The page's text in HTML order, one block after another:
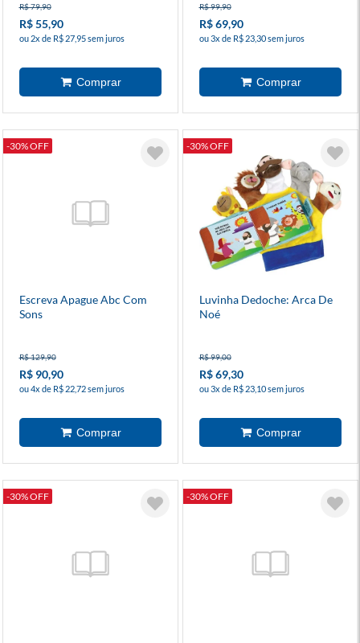
R$ 79,90
R$ 55,90
ou 2x de R$ 27,95 sem juros
R$ 99,90
R$ 69,90
ou 3x de R$ 23,30 sem juros
-30% OFF
Escreva Apague Abc Com
Sons
R$ 129,90
R$ 90,90
ou 4x de R$ 22,72 sem juros
-30% OFF
Luvinha Dedoche: Arca De
Noé
R$ 99,00
R$ 69,30
ou 3x de R$ 23,10 sem juros
-30% OFF -30% OFF